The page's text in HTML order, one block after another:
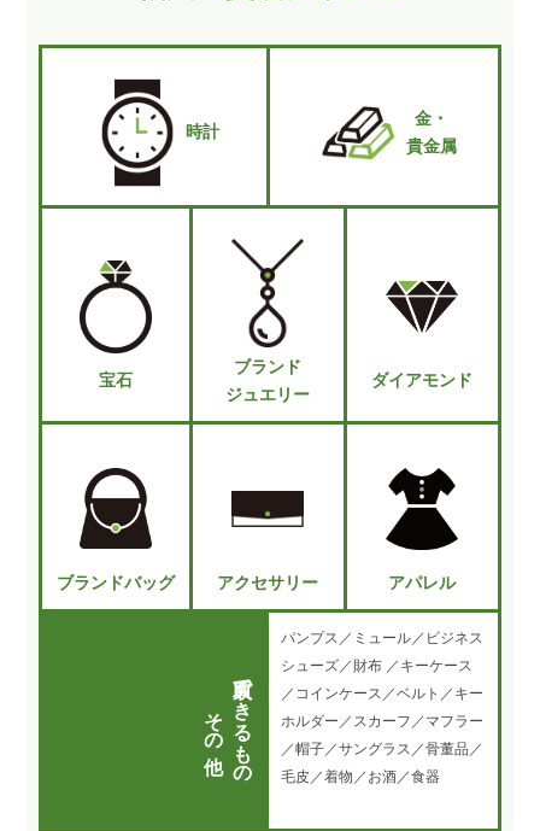
時計
金・
貴金属
宝石
ブランド
ジュエリー
ダイアモンド
ブランドバッグ アクセサリー アパレル
買取できるもの
その他
パンプス／ミュール／ビジネス
シューズ／財布 ／キーケース
／コインケース／ベルト／キー
ホルダー／スカーフ／マフラー
／帽子／サングラス／骨董品／
毛皮／着物／お酒／食器